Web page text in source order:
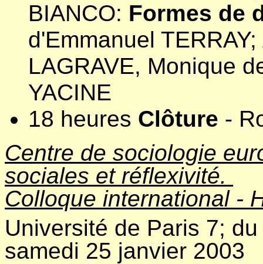
BIANCO: Formes de
d'Emmanuel TERRAY;
LAGRAVE, Monique
YACINE
18 heures Clôture -
Centre de sociologie
sociales et réflexivité.
Colloque international -
Université de Paris 7;
samedi 25 janvier 2003